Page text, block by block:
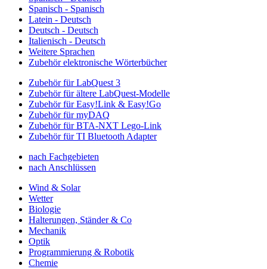
Spanisch - Spanisch
Latein - Deutsch
Deutsch - Deutsch
Italienisch - Deutsch
Weitere Sprachen
Zubehör elektronische Wörterbücher
Zubehör für LabQuest 3
Zubehör für ältere LabQuest-Modelle
Zubehör für Easy!Link & Easy!Go
Zubehör für myDAQ
Zubehör für BTA-NXT Lego-Link
Zubehör für TI Bluetooth Adapter
nach Fachgebieten
nach Anschlüssen
Wind & Solar
Wetter
Biologie
Halterungen, Ständer & Co
Mechanik
Optik
Programmierung & Robotik
Chemie